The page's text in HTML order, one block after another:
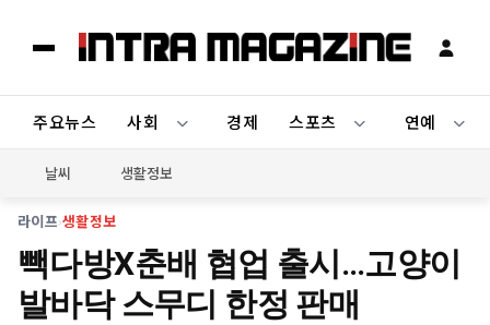
주요뉴스 사회 경제 스포츠 연예
날씨 생활정보
라이프›생활정보
빽다방X춘배 협업 출시…고양이
발바닥 스무디 한정 판매